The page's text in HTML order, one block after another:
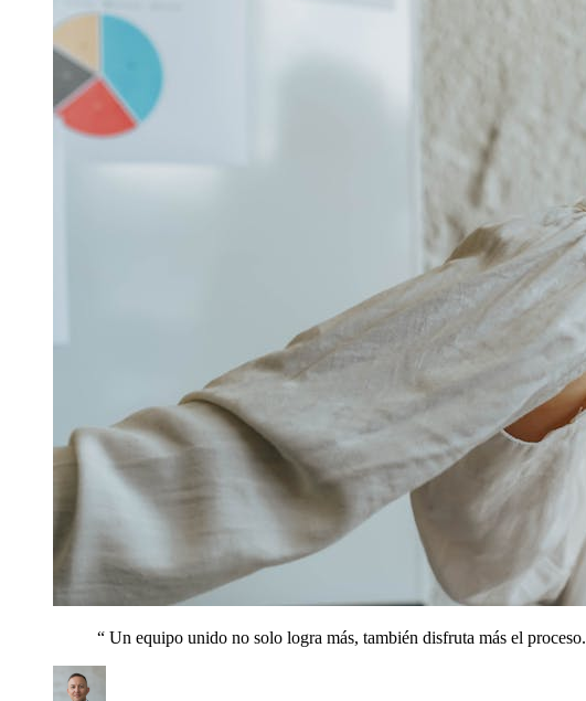
“ Un equipo unido no solo logra más, también disfruta más el proceso.